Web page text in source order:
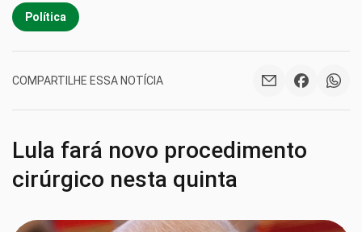
Política
COMPARTILHE ESSA NOTÍCIA
Lula fará novo procedimento
cirúrgico nesta quinta